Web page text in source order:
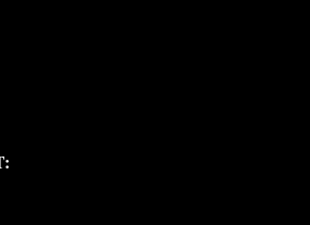
va putea fi calculată
pentru femeile necăsătorite